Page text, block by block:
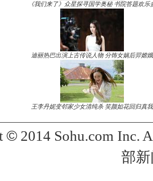
《我们来了》众星探寻国学奥秘 书院答题欢乐
迪丽热巴出演上古传说人物 分饰女娲后羿嫦娥
王李丹妮变邻家少女清纯杀 笑颜如花回归真我
©2014 Sohu.com Inc.
部